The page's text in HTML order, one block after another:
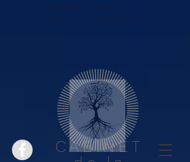
CABINET
R O D O L P H E
O G E L S v a n R E Y N E G O M